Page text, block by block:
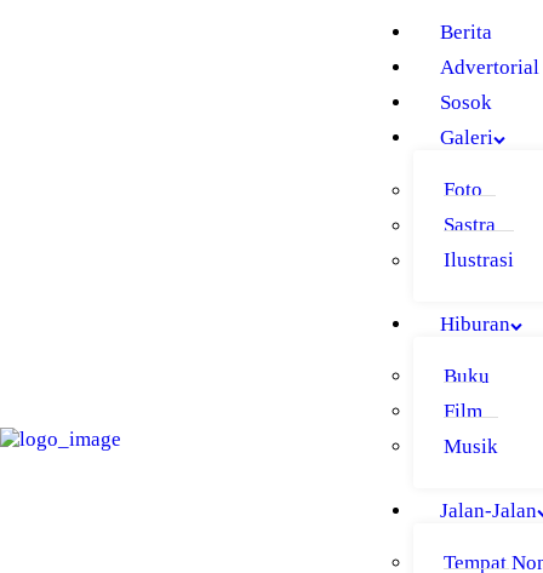
Berita
Advertorial
Sosok
Galeri
Foto
Sastra
Ilustrasi
Hiburan
Buku
Film
Musik
Jalan-Jalan
Tempat